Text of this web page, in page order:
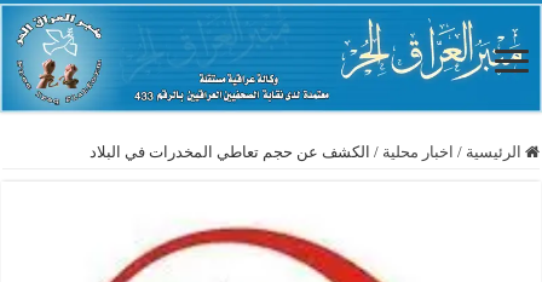
الرئيسية / اخبار محلية / الكشف عن حجم تعاطي المخدرات في البلاد